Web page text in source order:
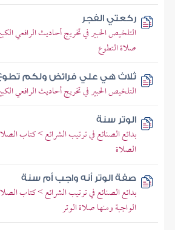
ركعتي الفجر
التلخيص الحبير في تخريج أحاديث الرافعي
صلاة التطوع
ثلاث هي علي فرائض ولكم
التلخيص الحبير في تخريج أحاديث الرافعي
الوتر سنة
بدائع الصنائع في ترتيب الشرائع > كتاب
الصلاة
صفة الوتر أنه واجب أم سنة
بدائع الصنائع في ترتيب الشرائع > كتاب
الواجبة ومنها صلاة الوتر